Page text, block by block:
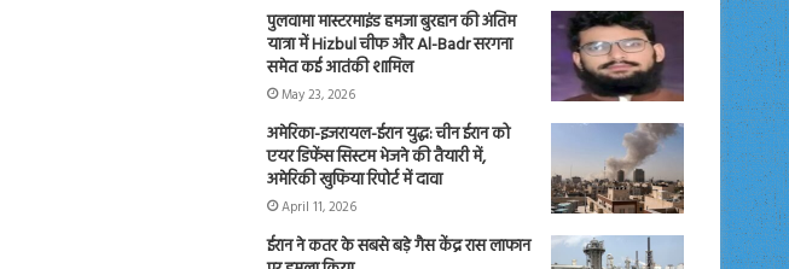
पुलवामा मास्टरमाइंड हमजा बुरहान की अंतिम
यात्रा में Hizbul चीफ और Al-Badr सरगना
समेत कई आतंकी शामिल
May 23, 2026
अमेरिका-इजरायल-ईरान युद्ध: चीन ईरान को
एयर डिफेंस सिस्टम भेजने की तैयारी में,
अमेरिकी खुफिया रिपोर्ट में दावा
April 11, 2026
ईरान ने कतर के सबसे बड़े गैस केंद्र रास लाफान